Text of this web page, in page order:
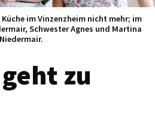
im Vinzenzheim nicht mehr; im
Schwester Agnes und Martina
Niedermair.
zu